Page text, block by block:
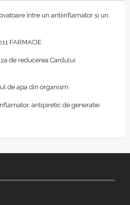
între un antiinflamator și un
FARMACIE
de reducerea Cardului
de apa din organism
antipiretic de generatie